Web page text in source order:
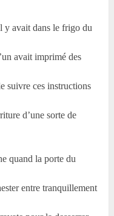
y avait dans le frigo du
avait imprimé des
suivre ces instructions
d’une sorte de
quand la porte du
entre tranquillement